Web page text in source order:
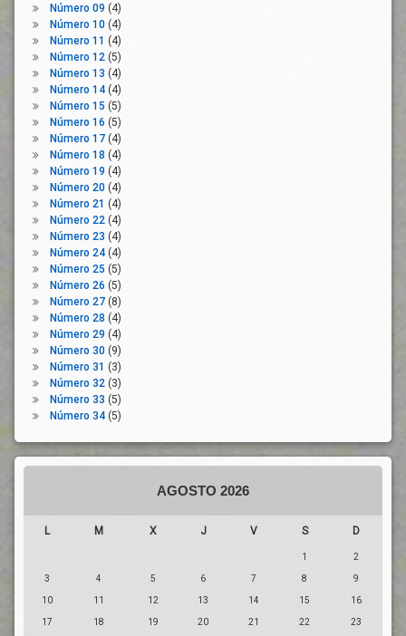
Número 09 (4)
Número 10(4)
Número 11 (4)
Número 12(5)
Número 13 (4)
Número 14(4)
Número 15 (5)
Número 16 (5)
Número 17(4)
Número 18 (4)
Número 19 (4)
Número 20(4)
Número 21 (4)
Número 22(4)
Número 23 (4)
Número 24(4)
Número 25 (5)
Número 26 (5)
Número 27(8)
Número 28 (4)
Número 29 (4)
Número 30(9)
Número 31 (3)
Número 32(3)
Número 33 (5)
Número 34(5)
AGOSTO 2026
L M X J V S D
1 2
3 4 5 6 7 8 9
10 11 12 13 14 15 16
17 18 19 20 21 22 23